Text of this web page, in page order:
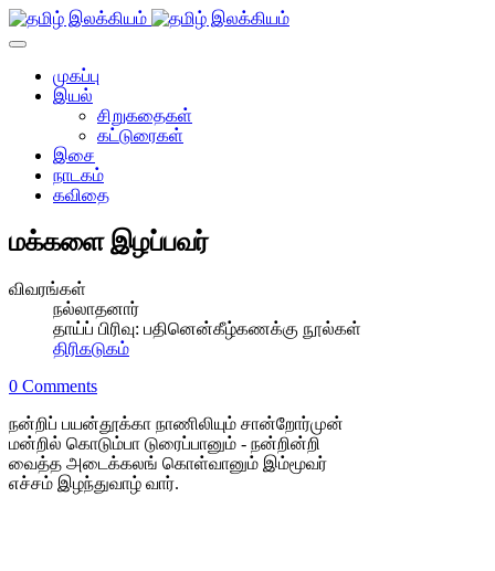
முகப்பு
இயல்
சிறுகதைகள்
கட்டுரைகள்
இசை
நாடகம்
கவிதை
மக்களை இழப்பவர்
விவரங்கள்
நல்லாதனார்
தாய்ப் பிரிவு: பதினென்கீழ்கணக்கு நூல்கள்
திரிகடுகம்
0 Comments
நன்றிப் பயன்தூக்கா நாணிலியும் சான்றோர்முன்
மன்றில் கொடும்பா டுரைப்பானும் - நன்றின்றி
வைத்த அடைக்கலங் கொள்வானும் இம்மூவர்
எச்சம் இழந்துவாழ் வார்.